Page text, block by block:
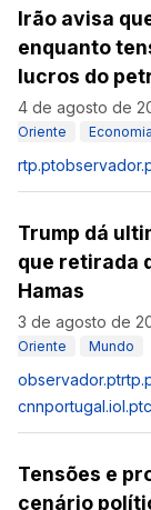
Irão avisa
enquanto
lucros do
4 de agosto de
Oriente
Economia
rtp.pt
Trump dá
que retirada
Hamas
3 de agosto de
Oriente
Mundo
observador.pt
cnnportugal.iol.pt
Tensões e
cenário